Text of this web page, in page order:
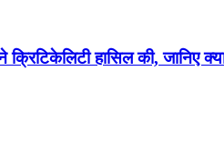
हासिल की, जानिए